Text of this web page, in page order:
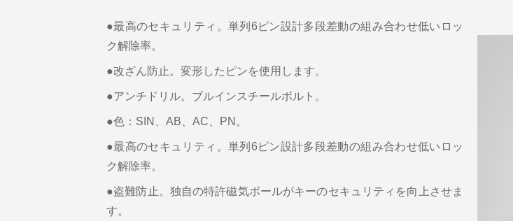
●最高のセキュリティ。単列6ピン設計多段差動の組み合わせ低いロッ
ク解除率。
●改ざん防止。変形したピンを使用します。
●アンチドリル。ブルインスチールボルト。
●色：SIN、AB、AC、PN。
●最高のセキュリティ。単列6ピン設計多段差動の組み合わせ低いロッ
ク解除率。
●盗難防止。独自の特許磁気ボールがキーのセキュリティを向上させま
す。